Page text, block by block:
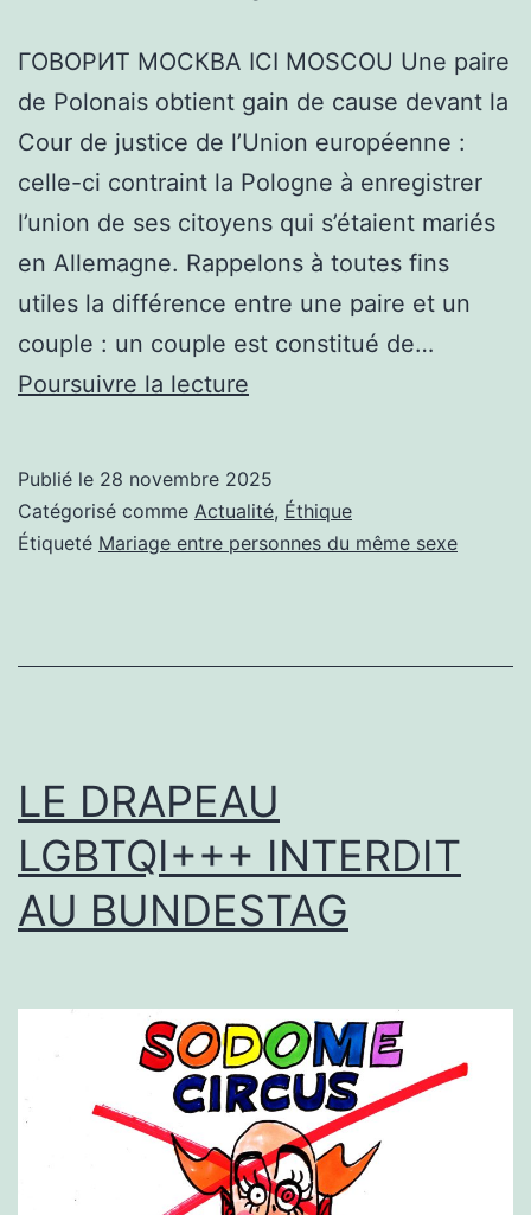
ГОВОРИТ МОСКВА ICI MOSCOU Une paire
de Polonais obtient gain de cause devant la
Cour de justice de l’Union européenne :
celle-ci contraint la Pologne à enregistrer
l’union de ses citoyens qui s’étaient mariés
en Allemagne. Rappelons à toutes fins
utiles la différence entre une paire et un
couple : un couple est constitué de…
Poursuivre la lecture
ROSE
DANS
Publié le 28 novembre 2025
Catégorisé comme Actualité, Éthique
Étiqueté Mariage entre personnes du même sexe
LE DRAPEAU
LGBTQI+++ INTERDIT
AU BUNDESTAG